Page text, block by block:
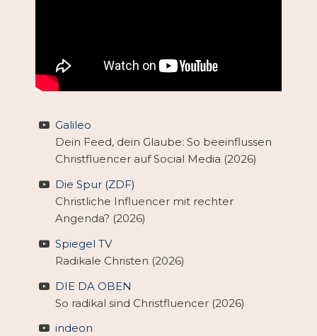
Galileo
Dein Feed, dein Glaube: So beeinflussen
Christfluencer auf Social Media (2026)
Die Spur (ZDF)
Christliche Influencer mit rechter
Angenda? (2026)
Spiegel TV
Radikale Christen (2026)
DIE DA OBEN
So radikal sind Christfluencer (2026)
indeon